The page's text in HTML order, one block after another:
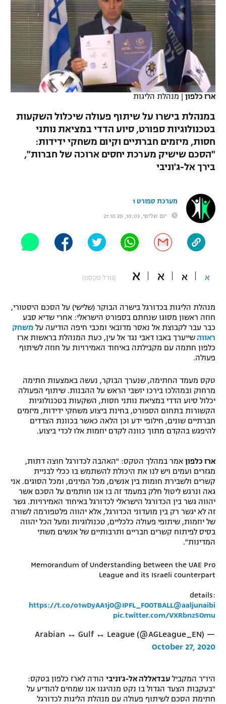
רץ ברשת
תוצאות
לוח שידורים
ברחבה
"מעל הליגה" – פודקאסט
"מחצית בשכונה" – פודקאסט
משתתפים וזוכים בפרסים
תקנון משתתפים וזוכים בפרסים
תקנון עבור פעילות אלקטרה
תקנון עבור פעילות ספורט 1 – "מרלן"
טניס
גיימינג E-Sports
תנאי שימוש
מדיניות פרטיות
רשיון להקרנה פומבית לבית עסק
הצטרפות לחבילת הערוצים
לוח דרושים – ג'ובנט
המגזין
נבחרת ישראל
מכבי חיפה
בית"ר ירושלים
מכבי תל אביב
הפועל חיפה
הפועל באר שבע
בני יהודה
ליגה ספרדית
ליגה איטלקית
ליגה צרפתית
ליגה הולנדית
ליגה טורקית
ליגה סינית
ליגה ברזילאית
ליגות נוספות
כדורסל נשים
מכבי תל אביב
הפועל חולון
הפועל ירושלים
יורוליג
יורוקאפ
טניס
כדוריד
כדורעף
שחייה
ג'ודו
אגרוף
ספורט אולימפי
UFC
היאבקות WWE
אופניים
ספורט מוטורי
פוטבול אמריקאי NFL
בייסבול MLB
אומנויות לחימה
גיימינג E-Sports
ארז כלפון | מנהלת הליגות
במנהלת בישרו על שיתוף פעולה שיכלול השקעות
בטכנולוגיות ספורט, סיוע הדדי במציאת נותני
חסות, מיזמים חברתיים וקיום משחקי ידידות:
"הסכם שישיק מערכת יחסים ארוכה של חברות",
בירך אל-ג'וניבי
מערכת ספורט 1
יום שלישי, 10:03, 27.10.20
א א א א (גודל טקסט)
מנהלת הליגות בכדורגל בישרה הבוקר (שלישי) על הסכם היסטורי,
חוזה ראשון מסוגו שנחתם בספורט הישראלי: אחרי שדיא סבע
כבר עבר לקבוצת אל נאסר מדובאי ומכבי חיפה הודיעה על משחק
ראווה שייערך באבו דאבי נגד אל עין, כעת המנהלת בראשות ארז
כלפון חתמה עם מקבילתה באיחוד האמירויות על חוזה לשיתוף
פעולה.
טקס מעמד החתימה, שנערך הבוקר, נעשה באמצעות חתימה
מרחוק ובמהלכו בירכו יושבי הראש על ההבנות. שיתוף הפעולה
יכלול סיוע הדדי במציאת נותני חסות, השקעות בטכנולוגיות
הקשורות בתחום הספורט, בחינת ביצוע משחקי ידידות, מיזמים
חברתיים שונים, חילופי ידע וכן הלאה כאשר בכוונת הצדדים
להיפגש בהקדם מתוך כוונה לקדם יוזמות אלו לכדי ביצוע.
ארז כלפון אמר במהלך הטקס: "האהבה לכדורגל חוצה דתות,
מגזרים ועמים ויש לנו את היכולת להשתמש בו ככלי לבניית
קשרים ולשבירת חומות בין אנשים, מכל המינים, ומכל הסוגים. אני
גאה ונרגש ליטול חלק במעמד זה בו אנו חותמים על הסכם אשר
יהווה גשר בין הכדורגל הישראלי לכדורגל באיחוד האמירויות. גשר
זה לא יגשר רק בין מועדוני הכדורגל, אלא יהווה פלטפורמה לשורה
של יוזמות, שיתופי פעולה כלכליים, טכנולוגיות ומעל הכל יהווה
בסיס לפיתוח קשרים חבריים ותרבותיים של אנשים משתי
המדינות".
Memorandum of Understanding between the UAE Pro
League and its Israeli counterpart
details:
https://t.co/o1wDyAA1jO@IPFL_FOOTBALL@aaljunaibi
pic.twitter.com/VXRbnz5Omu
— Arabian ↔️ Gulf ↔️ League (@AGLeague_EN)
October 27, 2020
היו"ר המקביל עבדאללה אל-ג'וניבי הודה לארז כלפון בטקס:
"בעקבות הצעד הגדול בו נקט מנהיגנו אנו שמחים להודיע על
חתימת הסכם לשיתוף פעולה עם מנהלת הליגות לכדורגל